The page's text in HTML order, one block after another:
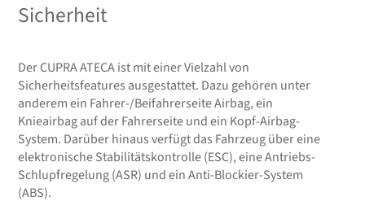
Sicherheit
Der CUPRA ATECA ist mit einer Vielzahl von
Sicherheitsfeatures ausgestattet. Dazu gehören unter
anderem ein Fahrer-/Beifahrerseite Airbag, ein
Knieairbag auf der Fahrerseite und ein Kopf-Airbag-
System. Darüber hinaus verfügt das Fahrzeug über eine
elektronische Stabilitätskontrolle (ESC), eine Antriebs-
Schlupfregelung (ASR) und ein Anti-Blockier-System
(ABS).